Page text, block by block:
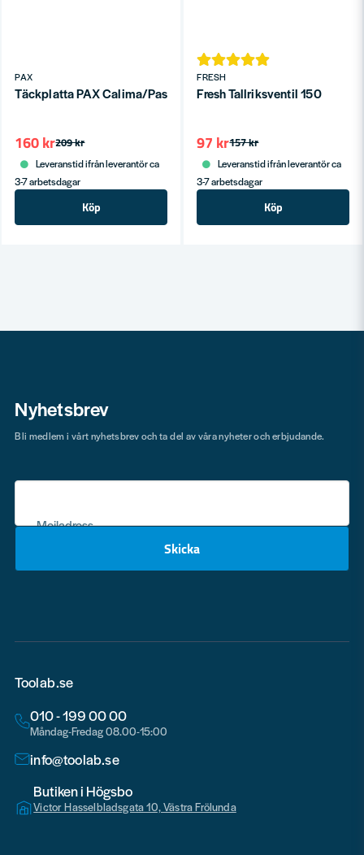
PAX
Täckplatta PAX Calima/Passad
209 kr
160 kr
Leveranstid ifrån leverantör ca
3-7 arbetsdagar
Köp
FRESH
Fresh Tallriksventil 150
157 kr
97 kr
Leveranstid ifrån leverantör ca
3-7 arbetsdagar
Köp
Nyhetsbrev
Mejladress
Skicka
Bli medlem i vårt nyhetsbrev och ta del av våra nyheter och erbjudande.
Toolab.se
010 - 199 00 00
Måndag-Fredag 08.00-15:00
info@toolab.se
Butiken i Högsbo
Victor Hasselbladsgata 10, Västra Frölunda